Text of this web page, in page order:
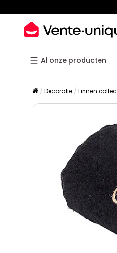
Al onze producten
Decoratie Linnen